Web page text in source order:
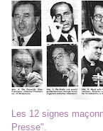
Les 12 signes
Presse".